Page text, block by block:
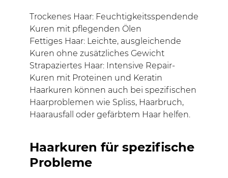
Trockenes Haar: Feuchtigkeitsspendende
Kuren mit pflegenden Ölen
Fettiges Haar: Leichte, ausgleichende
Kuren ohne zusätzliches Gewicht
Strapaziertes Haar: Intensive Repair-
Kuren mit Proteinen und Keratin
Haarkuren können auch bei spezifischen
Haarproblemen wie Spliss, Haarbruch,
Haarausfall oder gefärbtem Haar helfen.
Haarkuren für spezifische
Probleme